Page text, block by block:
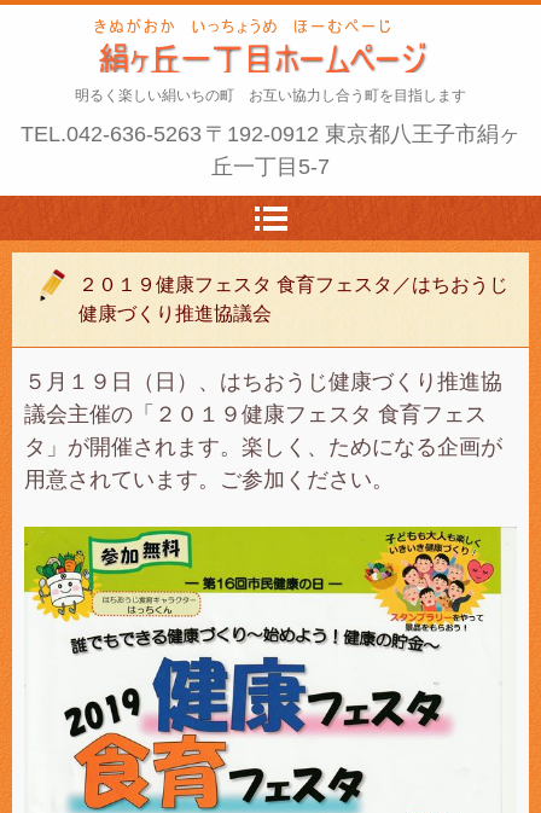
明るく楽しい絹いちの町 お互い協力し合う町を目指します
TEL.042-636-5263 〒192-0912 東京都八王子市絹ヶ
丘一丁目5-7
２０１９健康フェスタ 食育フェスタ／はちおうじ
健康づくり推進協議会
５月１９日（日）、はちおうじ健康づくり推進協
議会主催の「２０１９健康フェスタ 食育フェス
タ」が開催されます。楽しく、ためになる企画が
用意されています。ご参加ください。